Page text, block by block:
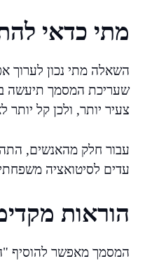
מתי כדאי
השאלה מתי נכון לערוך
שעריכת המסמך תיעשה
צעיר יותר, ולכן קל
עבור חלק מהאנשים,
עדים לסיטואציה
הוראות
המסמך מאפשר להוסיף